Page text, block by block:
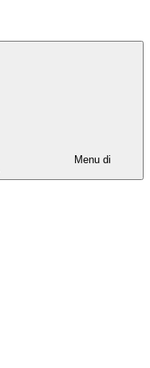
Menu di